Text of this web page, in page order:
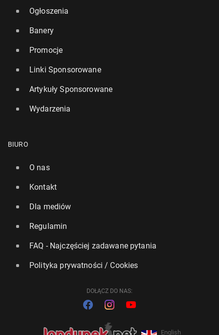
Ogłoszenia
Banery
Promocje
Linki Sponsorowane
Artykuły Sponsorowane
Wydarzenia
BIURO
O nas
Kontakt
Dla mediów
Regulamin
FAQ - Najczęściej zadawane pytania
Polityka prywatności / Cookies
DOŁĄCZ DO NAS:
English